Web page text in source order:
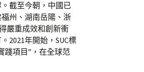
截至今朝，中國已
州、湖南岳陽、浙
嚴重成效和創新衝
2021年開始，SUC標
踐項目”，在全球范